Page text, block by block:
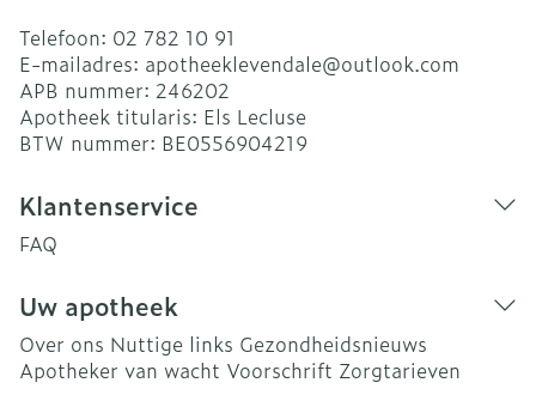
Telefoon: 02 782 10 91
E-mailadres: apotheeklevendale@outlook.com
APB nummer: 246202
Apotheek titularis: Els Lecluse
BTW nummer: BE0556904219
Klantenservice
FAQ
Uw apotheek
Over ons Nuttige links Gezondheidsnieuws
Apotheker van wacht Voorschrift Zorgtarieven